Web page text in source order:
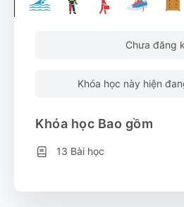
Chưa đăng
Khóa học này hiện
Khóa học Bao gồm
13 Bài học